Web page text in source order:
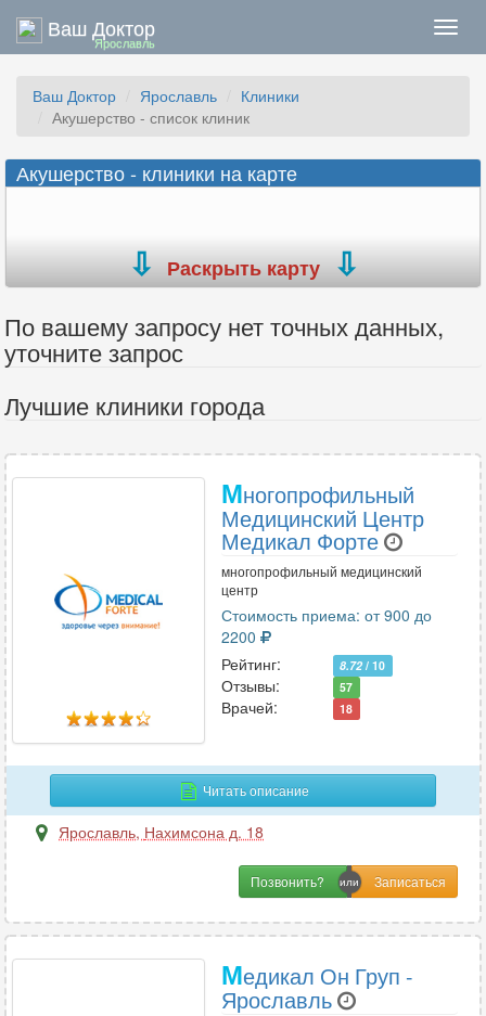
Ваш Доктор
Ярославль
Ваш Доктор Ярославль
Клиники
Акушерство - список клиник
Акушерство - клиники на карте
Раскрыть карту
По вашему запросу нет точных данных,
уточните запрос
Лучшие клиники города
Многопрофильный
Медицинский Центр
Медикал Форте
многопрофильный медицинский
центр
Стоимость приема: от 900 до
2200
Рейтинг:
8.72 / 10
Отзывы: 57
Врачей: 18
Читать описание
Ярославль, Нахимсона д. 18
Позвонить?
Медикал Он Груп -
Ярославль